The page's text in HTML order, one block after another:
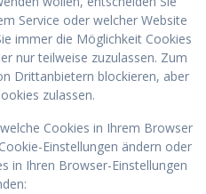
Service oder welcher Website
immer die Möglichkeit Cookies
nur teilweise zuzulassen. Zum
Drittanbietern blockieren, aber
zulassen.
Cookies in Ihrem Browser
Einstellungen ändern oder
in Ihren Browser-Einstellungen